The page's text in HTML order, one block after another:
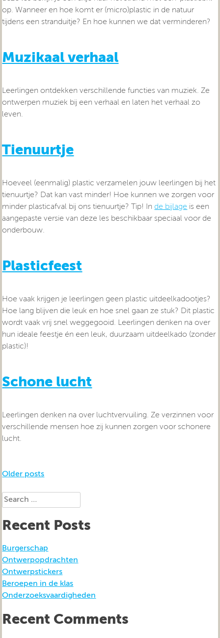
op. Wanneer en hoe komt er (micro)plastic in de natuur
tijdens een stranduitje? En hoe kunnen we dat verminderen?
Muzikaal verhaal
Leerlingen ontdekken verschillende functies van muziek. Ze
ontwerpen muziek bij een verhaal en laten het verhaal zo
leven.
Tienuurtje
Hoeveel (eenmalig) plastic verzamelen jouw leerlingen bij het
tienuurtje? Dat kan vast minder! Hoe kunnen we zorgen voor
minder plasticafval bij ons tienuurtje? Tip! In de bijlage is een
aangepaste versie van deze les beschikbaar speciaal voor de
onderbouw.
Plasticfeest
Hoe vaak krijgen je leerlingen geen plastic uitdeelkadootjes?
Hoe lang blijven die leuk en hoe snel gaan ze stuk? Dit plastic
wordt vaak vrij snel weggegooid. Leerlingen denken na over
hun ideale feestje én een leuk, duurzaam uitdeelkado (zonder
plastic)!
Schone lucht
Leerlingen denken na over luchtvervuiling. Ze verzinnen voor
verschillende mensen hoe zij kunnen zorgen voor schonere
lucht.
Posts
Older posts
Search
for:
Recent Posts
Burgerschap
Ontwerpopdrachten
Ontwerpstickers
Beroepen in de klas
Onderzoeksvaardigheden
Recent Comments